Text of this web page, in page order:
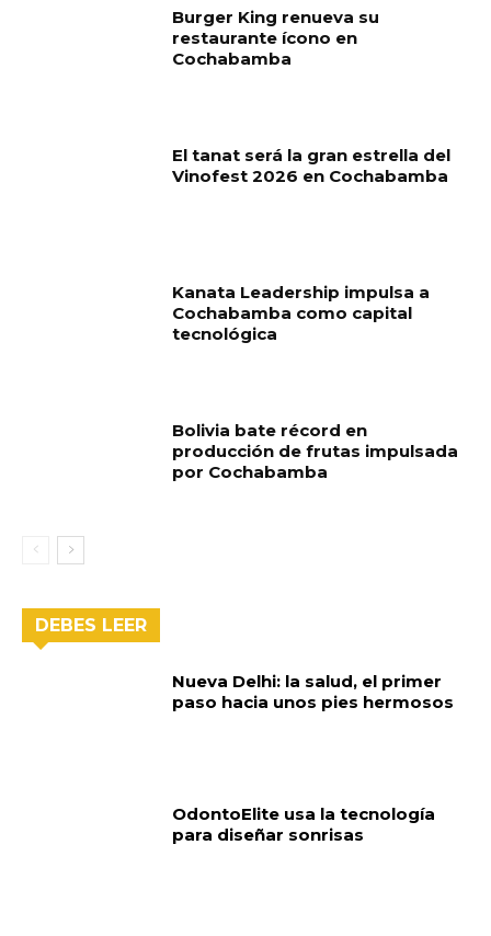
Burger King renueva su
restaurante ícono en
Cochabamba
El tanat será la gran estrella del
Vinofest 2026 en Cochabamba
Kanata Leadership impulsa a
Cochabamba como capital
tecnológica
Bolivia bate récord en
producción de frutas impulsada
por Cochabamba
DEBES LEER
Nueva Delhi: la salud, el primer
paso hacia unos pies hermosos
OdontoElite usa la tecnología
para diseñar sonrisas